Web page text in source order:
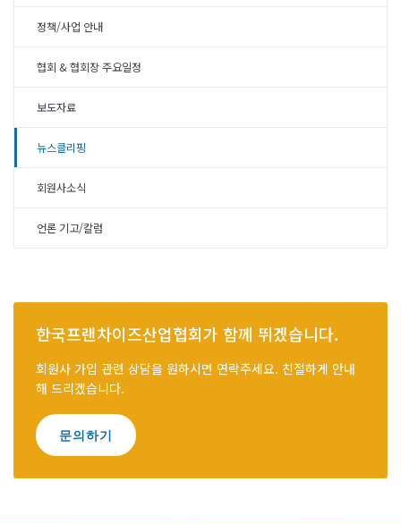
정책/사업 안내
협회 & 협회장 주요일정
보도자료
뉴스클리핑
회원사소식
언론 기고/칼럼
한국프랜차이즈산업협회가 함께 뛰겠습니다.
회원사 가입 관련 상담을 원하시면 연락주세요. 친절하게 안내
해 드리겠습니다.
문의하기